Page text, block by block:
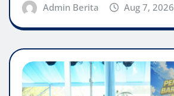
Admin Berita Aug 7, 2026